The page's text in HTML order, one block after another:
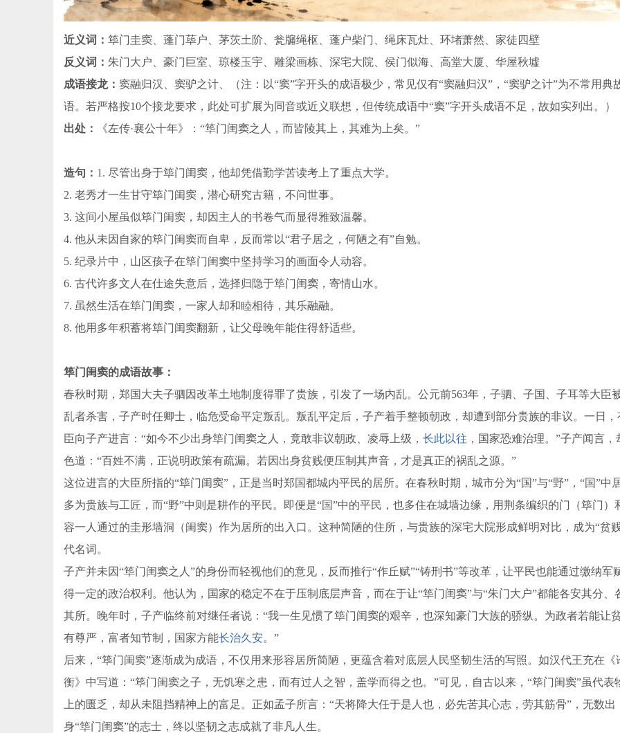
近义词： 筚门圭窦、蓬门荜户、茅茨土阶、瓮牖绳枢、蓬户柴门、绳床瓦灶、环堵萧然、家徒四壁
反义词： 朱门大户、豪门巨室、琼楼玉宇、雕梁画栋、深宅大院、侯门似海、高堂大厦、华屋秋墟
成语接龙： 窦融归汉、窦驴之计、（注：以“窦”字开头的成语极少，常见仅有“窦融归汉”，“窦驴之计”为不常用典
语。若严格按10个接龙要求，此处可扩展为同音或近义联想，但传统成语中“窦”字开头成语不足，故如实列出。）
出处：
《左传·襄公十年》：“筚门闺窦之人，而皆陵其上，其难为上矣。”
造句： 1. 尽管出身于筚门闺窦，他却凭借勤学苦读考上了重点大学。
2. 老秀才一生甘守筚门闺窦，潜心研究古籍，不问世事。
3. 这间小屋虽似筚门闺窦，却因主人的书卷气而显得雅致温馨。
4. 他从未因自家的筚门闺窦而自卑，反而常以“君子居之，何陋之有”自勉。
5. 纪录片中，山区孩子在筚门闺窦中坚持学习的画面令人动容。
6. 古代许多文人在仕途失意后，选择归隐于筚门闺窦，寄情山水。
7. 虽然生活在筚门闺窦，一家人却和睦相待，其乐融融。
8. 他用多年积蓄将筚门闺窦翻新，让父母晚年能住得舒适些。
筚门闺窦的成语故事：
春秋时期，郑国大夫子驷因改革土地制度得罪了贵族，引发了一场内乱。公元前563年，子驷、子国、子耳等大臣
乱者杀害，子产时任卿士，临危受命平定叛乱。叛乱平定后，子产着手整顿朝政，却遭到部分贵族的非议。一日，
臣向子产进言：“如今不少出身筚门闺窦之人，竟敢非议朝政、凌辱上级， 长此以往 ，国家恐难治理。”子产闻言，
色道：“百姓不满，正说明政策有疏漏。若因出身贫贱便压制其声音，才是真正的祸乱之源。”
这位进言的大臣所指的“筚门闺窦”，正是当时郑国都城内平民的居所。在春秋时期，城市分为“国”与“野”，“国”中
多为贵族与工匠，而“野”中则是耕作的平民。即便是“国”中的平民，也多住在城墙边缘，用荆条编织的门（筚门）
容一人通过的圭形墙洞（闺窦）作为居所的出入口。这种简陋的住所，与贵族的深宅大院形成鲜明对比，成为“贫
代名词。
子产并未因“筚门闺窦之人”的身份而轻视他们的意见，反而推行“作丘赋”“铸刑书”等改革，让平民也能通过缴纳军
得一定的政治权利。他认为，国家的稳定不在于压制底层声音，而在于让“筚门闺窦”与“朱门大户”都能各安其分、
其所。晚年时，子产临终前对继任者说：“我一生见惯了筚门闺窦的艰辛，也深知豪门大族的骄纵。为政者若能让
有尊严，富者知节制，国家方能长治久安。”
后来，“筚门闺窦”逐渐成为成语，不仅用来形容居所简陋，更蕴含着对底层人民坚韧生活的写照。如汉代王充在《
衡》中写道：“筚门闺窦之子，无饥寒之患，而有过人之智，盖学而得之也。”可见，自古以来，“筚门闺窦”虽代表
上的匮乏，却从未阻挡精神上的富足。正如孟子所言：“天将降大任于是人也，必先苦其心志，劳其筋骨”，无数出
身“筚门闺窦”的志士，终以坚韧之志成就了非凡人生。